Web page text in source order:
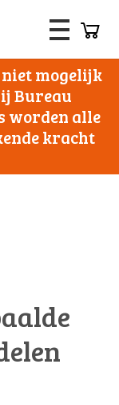
niet mogelijk
Bureau
worden alle
kracht